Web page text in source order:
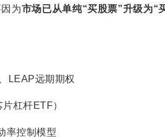
为市场已从单纯“买股票”升级为“
LEAP远期期权
杠杆ETF）
率控制模型